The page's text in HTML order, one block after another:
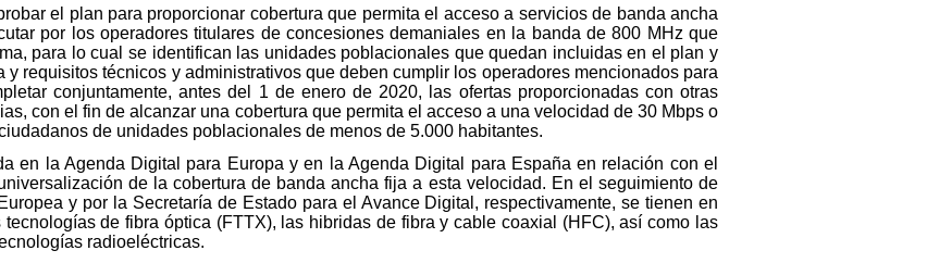
el plan para proporcionar cobertura que permita el acceso a servicios de banda ancha
por los operadores titulares de concesiones demaniales en la banda de 800 MHz que
para lo cual se identifican las unidades poblacionales que quedan incluidas en el plan y
requisitos técnicos y administrativos que deben cumplir los operadores mencionados para
conjuntamente, antes del 1 de enero de 2020, las ofertas proporcionadas con otras
con el fin de alcanzar una cobertura que permita el acceso a una velocidad de 30 Mbps o
de unidades poblacionales de menos de 5.000 habitantes.
en la Agenda Digital para Europa y en la Agenda Digital para España en relación con el
de la cobertura de banda ancha fija a esta velocidad. En el seguimiento de
y por la Secretaría de Estado para el Avance Digital, respectivamente, se tienen en
de fibra óptica (FTTX), las hibridas de fibra y cable coaxial (HFC), así como las
radioeléctricas.